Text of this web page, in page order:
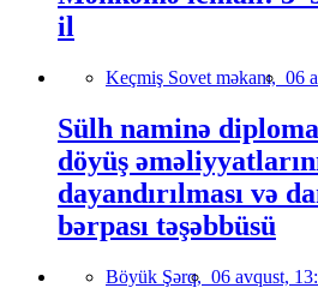
il
Keçmiş Sovet məkanı, 06
Sülh naminə
döyüş
dayandırılması və
bərpası təşəbbüsü
Böyük Şərq, 06 avqust,